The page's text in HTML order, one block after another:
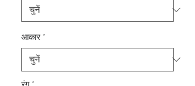
आकार *
रंग *